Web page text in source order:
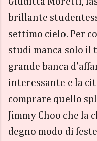
brillante
settimo cielo. Per
studi manca solo il
grande banca
interessante e la
comprare quello
Jimmy Choo che
degno modo di